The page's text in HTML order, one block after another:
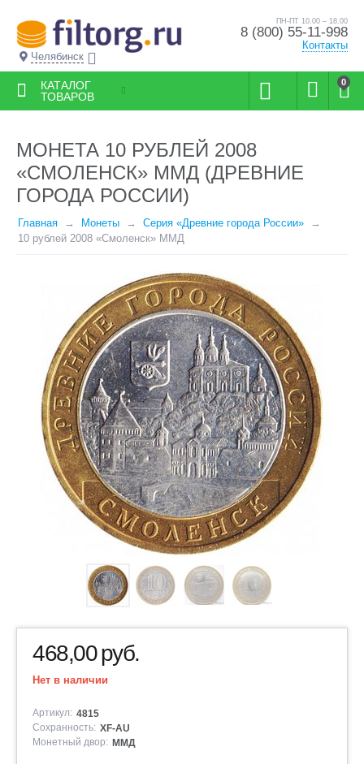
Челябинск
ПН-ПТ 10.00 – 18.00
8 (800) 55-11-998
Контакты
0
КАТАЛОГ
ТОВАРОВ
МОНЕТА 10 РУБЛЕЙ 2008
«СМОЛЕНСК» ММД (ДРЕВНИЕ
ГОРОДА РОССИИ)
Главная Монеты
Серия «Древние города России»
10 рублей 2008 «Смоленск» ММД
468,00руб.
Нет в наличии
Артикул: 4815
Сохранность: XF-AU
Монетный двор: ММД